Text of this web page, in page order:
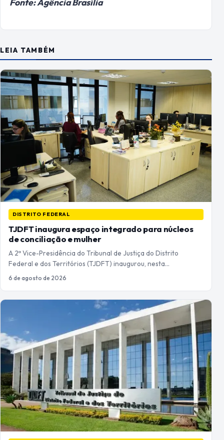
LEIA TAMBÉM
DISTRITO FEDERAL
TJDFT inaugura espaço integrado para núcleos
de conciliação e mulher
A 2ª Vice-Presidência do Tribunal de Justiça do Distrito
Federal e dos Territórios (TJDFT) inaugurou, nesta…
6 de agosto de 2026